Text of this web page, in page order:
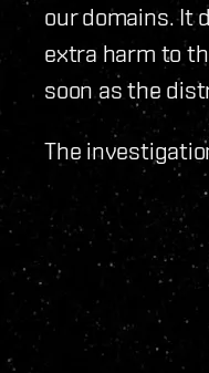
our domains. It
extra harm to
soon as the
The